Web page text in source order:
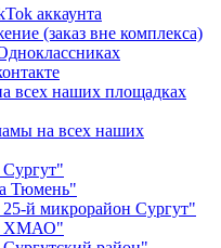
аккаунта
(заказ вне комплекса)
всех наших площадках
на всех наших
Тюмень"
й микрорайон Сургут"
ХМАО"